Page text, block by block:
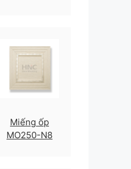
Miếng ốp
MO250-N8